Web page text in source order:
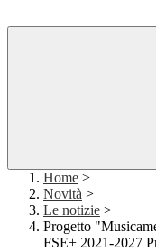
Home >
Novità >
Le notizie >
Progetto
FSE+ 2021-2027